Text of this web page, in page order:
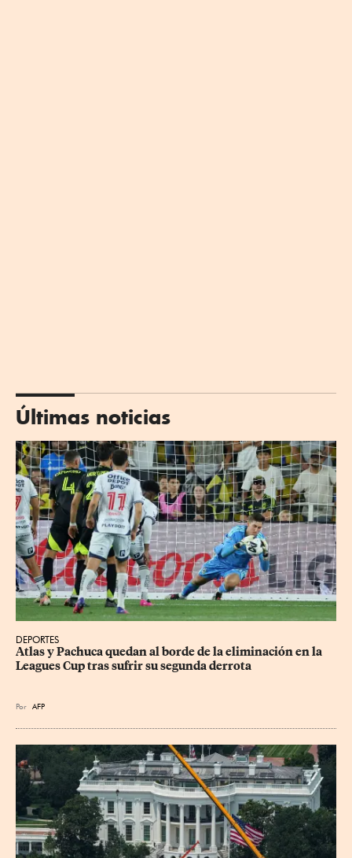
Últimas noticias
DEPORTES
Atlas y Pachuca quedan al borde de la eliminación en la
Leagues Cup tras sufrir su segunda derrota
Por AFP